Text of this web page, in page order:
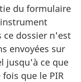
du formulaire
ce dossier n'est
envoyées sur
jusqu'à ce que
que le PIR